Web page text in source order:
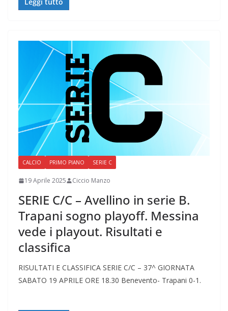
Leggi tutto
CALCIO PRIMO PIANO SERIE C
19 Aprile 2025 Ciccio Manzo
SERIE C/C – Avellino in serie B.
Trapani sogno playoff. Messina
vede i playout. Risultati e
classifica
RISULTATI E CLASSIFICA SERIE C/C – 37^ GIORNATA
SABATO 19 APRILE ORE 18.30 Benevento- Trapani 0-1.